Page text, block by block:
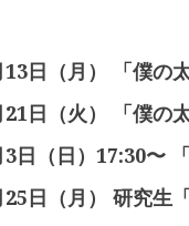
日（月） 「僕の
日（火） 「僕の
日（日）17:30〜
25日（月） 研究